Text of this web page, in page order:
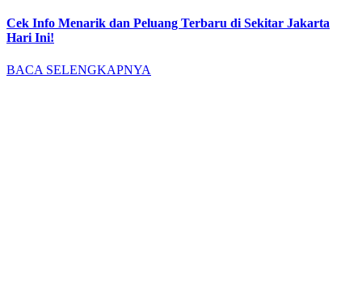
Cek Info Menarik dan Peluang Terbaru di Sekitar Jakarta
Hari Ini!
BACA SELENGKAPNYA